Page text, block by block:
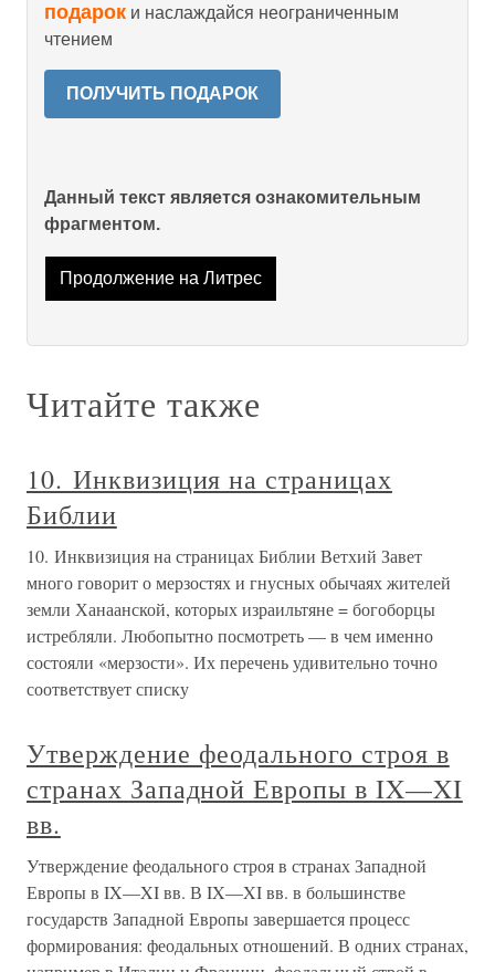
подарок и наслаждайся неограниченным
чтением
ПОЛУЧИТЬ ПОДАРОК
Данный текст является ознакомительным
фрагментом.
Продолжение на Литрес
Читайте также
10. Инквизиция на страницах
Библии
10. Инквизиция на страницах Библии Ветхий Завет
много говорит о мерзостях и гнусных обычаях жителей
земли Ханаанской, которых израильтяне = богоборцы
истребляли. Любопытно посмотреть — в чем именно
состояли «мерзости». Их перечень удивительно точно
соответствует списку
Утверждение феодального строя в
странах Западной Европы в IX—XI
вв.
Утверждение феодального строя в странах Западной
Европы в IX—XI вв. В IX—XI вв. в большинстве
государств Западной Европы завершается процесс
формирования: феодальных отношений. В одних странах,